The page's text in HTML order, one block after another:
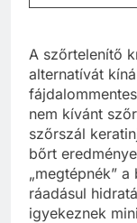
A szőrtelenítő
alternatívát
nem kívánt
szőrszál
bőrt
„megtépnék”
ráadásul
igyekeznek